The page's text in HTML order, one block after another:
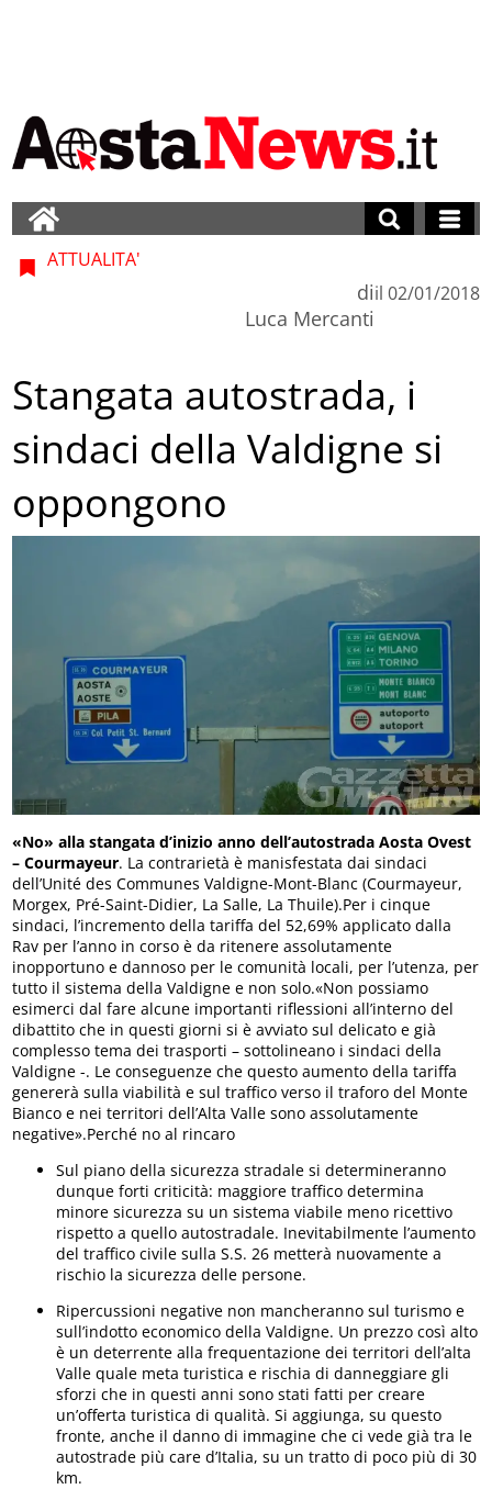
ATTUALITA'
di
Luca Mercanti
il 02/01/2018
Stangata autostrada, i
sindaci della Valdigne si
oppongono
«No» alla stangata d’inizio anno dell’autostrada Aosta Ovest
– Courmayeur. La contrarietà è manisfestata dai sindaci
dell’Unité des Communes Valdigne-Mont-Blanc (Courmayeur,
Morgex, Pré-Saint-Didier, La Salle, La Thuile).Per i cinque
sindaci, l’incremento della tariffa del 52,69% applicato dalla
Rav per l’anno in corso è da ritenere assolutamente
inopportuno e dannoso per le comunità locali, per l’utenza, per
tutto il sistema della Valdigne e non solo.«Non possiamo
esimerci dal fare alcune importanti riflessioni all’interno del
dibattito che in questi giorni si è avviato sul delicato e già
complesso tema dei trasporti – sottolineano i sindaci della
Valdigne -. Le conseguenze che questo aumento della tariffa
genererà sulla viabilità e sul traffico verso il traforo del Monte
Bianco e nei territori dell’Alta Valle sono assolutamente
negative».Perché no al rincaro
Sul piano della sicurezza stradale si determineranno
dunque forti criticità: maggiore traffico determina
minore sicurezza su un sistema viabile meno ricettivo
rispetto a quello autostradale. Inevitabilmente l’aumento
del traffico civile sulla S.S. 26 metterà nuovamente a
rischio la sicurezza delle persone.
Ripercussioni negative non mancheranno sul turismo e
sull’indotto economico della Valdigne. Un prezzo così alto
è un deterrente alla frequentazione dei territori dell’alta
Valle quale meta turistica e rischia di danneggiare gli
sforzi che in questi anni sono stati fatti per creare
un’offerta turistica di qualità. Si aggiunga, su questo
fronte, anche il danno di immagine che ci vede già tra le
autostrade più care d’Italia, su un tratto di poco più di 30
km.